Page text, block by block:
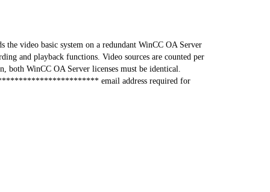
video basic system on a redundant WinCC OA Server
and playback functions. Video sources are counted per
both WinCC OA Server licenses must be identical.
email address required for